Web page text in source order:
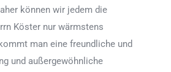
können wir jedem die
Köster nur wärmstens
man eine freundliche und
und außergewöhnliche